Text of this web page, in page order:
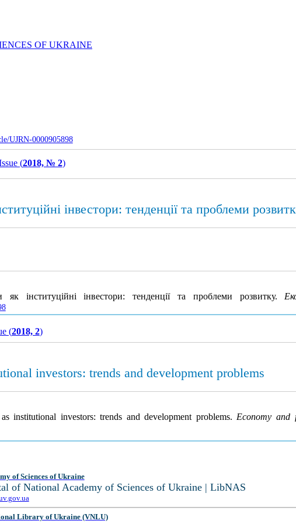
OF UKRAINE
UJRN-0000905898
(2018, № 2)
інвестори: тенденції та проблеми
інституційні інвестори: тенденції та проблеми розвитку.
(2018, 2)
investors: trends and development problems
institutional investors: trends and development problems. Economy and
of Sciences of Ukraine
of National Academy of Sciences of Ukraine | LibNAS
Library of Ukraine (VNLU)